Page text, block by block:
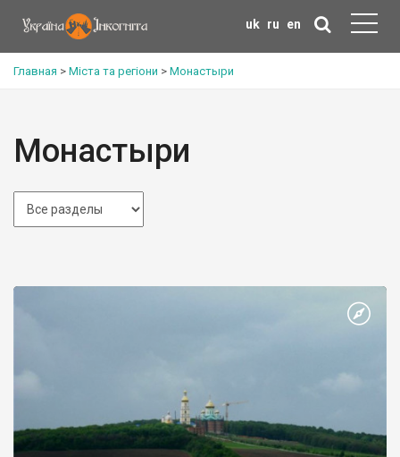
uk ru en
Главная > Міста та регіони > Монастыри
Монастыри